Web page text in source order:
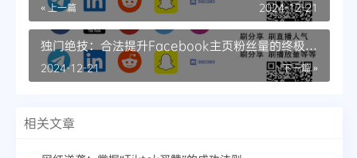
« 上一篇 2024-12-21
独门绝技：合法提升Facebook主页粉丝量的终极策
略
下一篇 »
2024-12-21
相关文章